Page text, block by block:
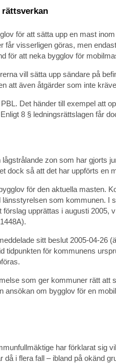
rättsverkan
för att sätta upp en mast
får visserligen göras, men
för att neka bygglov för
vill sätta upp sändare på
att även åtgärder som inte
Det händer till exempel att
8 § ledningsrättslagen får
zon som har gjorts
dock så att det har uppförts en
för den aktuella masten.
som kommunen.
upprättas i augusti
sitt beslut 2005-04-26
tidpunkten för kommunens
som ger kommuner rätt
ansökan om bygglov för en
har förklarat sig
då i flera fall – ibland på okänd